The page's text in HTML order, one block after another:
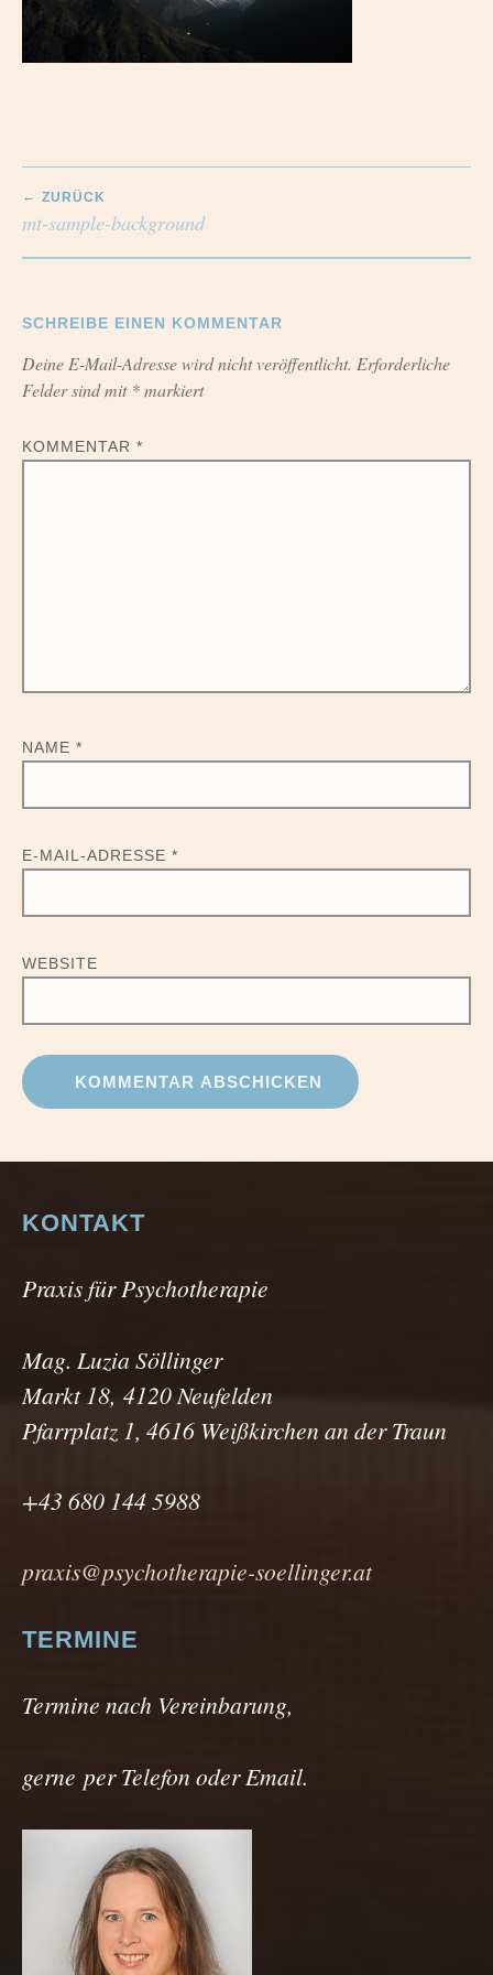
BEITRAGSNAVIGATION
ZURÜCK
mt-sample-background
SCHREIBE EINEN KOMMENTAR
Deine E-Mail-Adresse wird nicht veröffentlicht. Erforderliche
Felder sind mit *markiert
KOMMENTAR *
NAME *
E-MAIL-ADRESSE *
WEBSITE
KONTAKT
Praxis für Psychotherapie
Mag. Luzia Söllinger
Markt 18, 4120 Neufelden
Pfarrplatz 1, 4616 Weißkirchen an der Traun
+43 680 144 5988
praxis@psychotherapie-soellinger.at
TERMINE
Termine nach Vereinbarung,
gerne per Telefon oder Email.